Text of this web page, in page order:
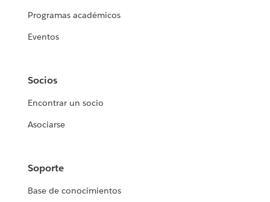
Programas académicos
Eventos
Socios
Encontrar un socio
Asociarse
Soporte
Base de conocimientos